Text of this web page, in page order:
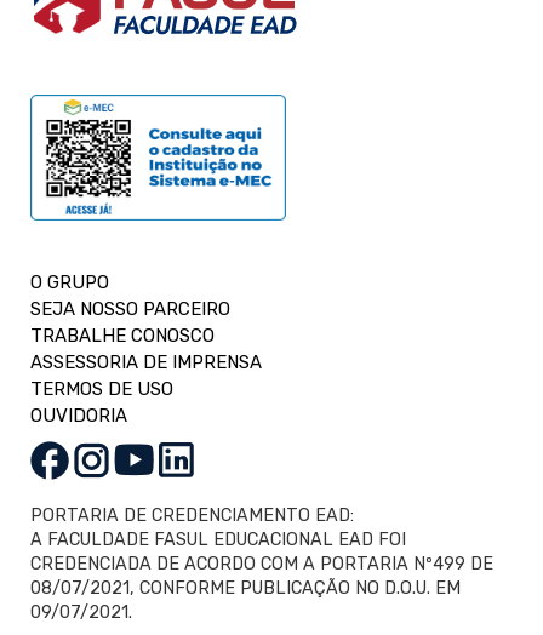
O GRUPO
SEJA NOSSO PARCEIRO
TRABALHE CONOSCO
ASSESSORIA DE IMPRENSA
TERMOS DE USO
OUVIDORIA
PORTARIA DE CREDENCIAMENTO EAD:
A FACULDADE FASUL EDUCACIONAL EAD FOI
CREDENCIADA DE ACORDO COM A PORTARIA Nº499 DE
08/07/2021, CONFORME PUBLICAÇÃO NO D.O.U. EM
09/07/2021.